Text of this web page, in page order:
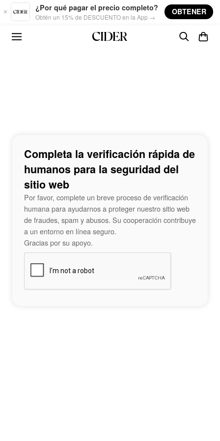
Skip to main content
¿Por qué pagar el precio completo?
Obtén un 15% de DESCUENTO en la App →
OBTENER
Completa la verificación rápida de
humanos para la seguridad del
sitio web
Por favor, complete un breve proceso de verificación
humana para ayudarnos a proteger nuestro sitio web
de fraudes, spam y abusos. Su cooperación contribuye
a un entorno en línea seguro.
Gracias por su apoyo.